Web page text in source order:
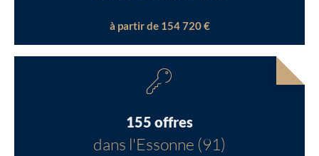
à partir de 154 720 €
155 offres
dans l'Essonne (91)